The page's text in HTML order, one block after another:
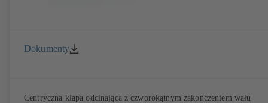
Dokumenty
Centryczna klapa odcinająca z czworokątnym zakończeniem wału